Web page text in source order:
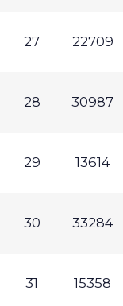
27 22709
28 30987
29 13614
30 33284
31 15358